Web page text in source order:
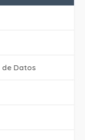
de Datos